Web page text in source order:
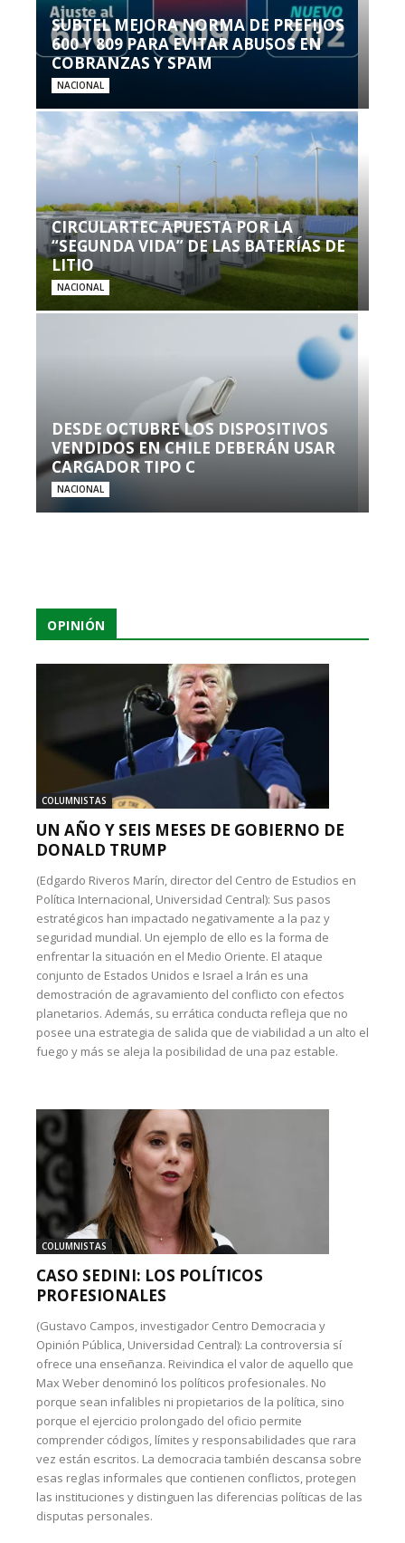
SUBTEL MEJORA NORMA DE PREFIJOS
600 Y 809 PARA EVITAR ABUSOS EN
COBRANZAS Y SPAM
NACIONAL
CIRCULARTEC APUESTA POR LA
“SEGUNDA VIDA” DE LAS BATERÍAS DE
LITIO
NACIONAL
DESDE OCTUBRE LOS DISPOSITIVOS
VENDIDOS EN CHILE DEBERÁN USAR
CARGADOR TIPO C
NACIONAL
OPINIÓN
COLUMNISTAS
UN AÑO Y SEIS MESES DE GOBIERNO DE
DONALD TRUMP
(Edgardo Riveros Marín, director del Centro de Estudios en
Política Internacional, Universidad Central): Sus pasos
estratégicos han impactado negativamente a la paz y
seguridad mundial. Un ejemplo de ello es la forma de
enfrentar la situación en el Medio Oriente. El ataque
conjunto de Estados Unidos e Israel a Irán es una
demostración de agravamiento del conflicto con efectos
planetarios. Además, su errática conducta refleja que no
posee una estrategia de salida que de viabilidad a un alto el
fuego y más se aleja la posibilidad de una paz estable.
COLUMNISTAS
CASO SEDINI: LOS POLÍTICOS
PROFESIONALES
(Gustavo Campos, investigador Centro Democracia y
Opinión Pública, Universidad Central): La controversia sí
ofrece una enseñanza. Reivindica el valor de aquello que
Max Weber denominó los políticos profesionales. No
porque sean infalibles ni propietarios de la política, sino
porque el ejercicio prolongado del oficio permite
comprender códigos, límites y responsabilidades que rara
vez están escritos. La democracia también descansa sobre
esas reglas informales que contienen conflictos, protegen
las instituciones y distinguen las diferencias políticas de las
disputas personales.